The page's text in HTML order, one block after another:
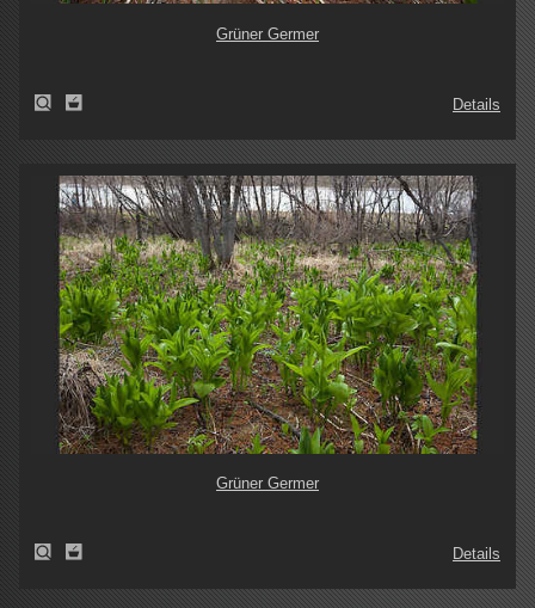
Grüner Germer
Details
Grüner Germer
Details